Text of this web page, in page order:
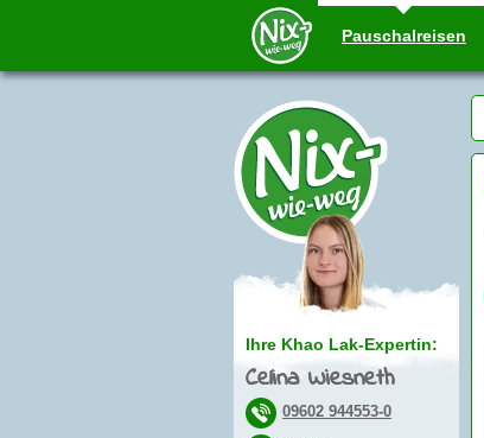
Pauschalreisen
Ihre Khao Lak-Expertin:
Celina Wiesneth
09602 944553-0